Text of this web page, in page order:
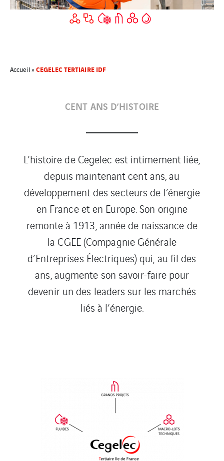
Accueil»CEGELEC TERTIAIRE IDF
CENT ANS D’HISTOIRE
L’histoire de Cegelec est intimement liée,
depuis maintenant cent ans, au
développement des secteurs de l’énergie
en France et en Europe. Son origine
remonte à 1913, année de naissance de
la CGEE (Compagnie Générale
d’Entreprises Électriques) qui, au fil des
ans, augmente son savoir-faire pour
devenir un des leaders sur les marchés
liés à l’énergie.